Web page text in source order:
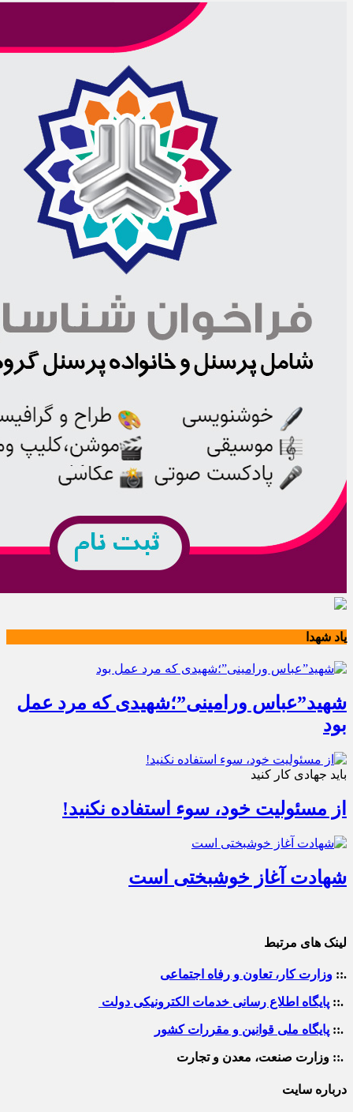
یاد شهدا
شهید”عباس ورامینی”؛شهیدی که مرد عمل
بود
باید جهادی کار کنید
از مسئولیت خود، سوء استفاده نکنید!
شهادت آغاز خوشبختی است
لینک های مرتبط
.:: وزارت کار، تعاون و رفاه اجتماعی
.:: پایگاه اطلاع رسانی خدمات الکترونیکی دولت
.:: پایگاه ملی قوانین و مقررات کشور
.:: وزارت صنعت، معدن و تجارت
درباره سایت